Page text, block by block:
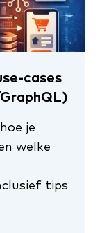
cases
je
welke
tips